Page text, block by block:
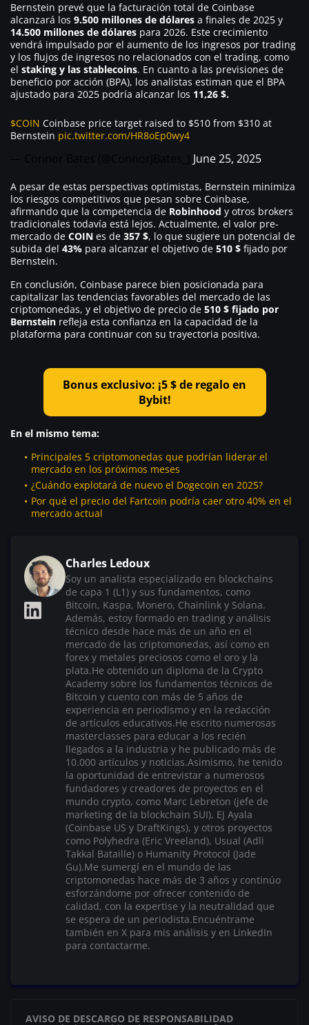
Bernstein prevé que la facturación total de Coinbase
alcanzará los 9.500 millones de dólares a finales de 2025 y
14.500 millones de dólares para 2026. Este crecimiento
vendrá impulsado por el aumento de los ingresos por trading
y los flujos de ingresos no relacionados con el trading, como
el staking y las stablecoins. En cuanto a las previsiones de
beneficio por acción (BPA), los analistas estiman que el BPA
ajustado para 2025 podría alcanzar los 11,26 $.
$COIN Coinbase price target raised to $510 from $310 at
Bernstein pic.twitter.com/HR8oEp0wy4
June 25, 2025
A pesar de estas perspectivas optimistas, Bernstein minimiza
los riesgos competitivos que pesan sobre Coinbase,
afirmando que la competencia de Robinhood y otros brokers
tradicionales todavía está lejos. Actualmente, el valor pre-
mercado de COIN es de 357 $, lo que sugiere un potencial de
subida del 43% para alcanzar el objetivo de 510 $ fijado por
Bernstein.
En conclusión, Coinbase parece bien posicionada para
capitalizar las tendencias favorables del mercado de las
criptomonedas, y el objetivo de precio de 510 $ fijado por
Bernstein refleja esta confianza en la capacidad de la
plataforma para continuar con su trayectoria positiva.
Bonus exclusivo: ¡5 $ de regalo en
Bybit!
En el mismo tema:
Principales 5 criptomonedas que podrían liderar el
mercado en los próximos meses
¿Cuándo explotará de nuevo el Dogecoin en 2025?
Por qué el precio del Fartcoin podría caer otro 40% en el
mercado actual
Charles Ledoux
Soy un analista especializado en blockchains
de capa 1 (L1) y sus fundamentos, como
Bitcoin, Kaspa, Monero, Chainlink y Solana.
Además, estoy formado en trading y análisis
técnico desde hace más de un año en el
mercado de las criptomonedas, así como en
forex y metales preciosos como el oro y la
plata.He obtenido un diploma de la Crypto
Academy sobre los fundamentos técnicos de
Bitcoin y cuento con más de 5 años de
experiencia en periodismo y en la redacción
de artículos educativos.He escrito numerosas
masterclasses para educar a los recién
llegados a la industria y he publicado más de
10.000 artículos y noticias.Asimismo, he tenido
la oportunidad de entrevistar a numerosos
fundadores y creadores de proyectos en el
mundo crypto, como Marc Lebreton (jefe de
marketing de la blockchain SUI), EJ Ayala
(Coinbase US y DraftKings), y otros proyectos
como Polyhedra (Eric Vreeland), Usual (Adli
Takkal Bataille) o Humanity Protocol (Jade
Gu).Me sumergí en el mundo de las
criptomonedas hace más de 3 años y continúo
esforzándome por ofrecer contenido de
calidad, con la expertise y la neutralidad que
se espera de un periodista.Encuéntrame
también en X para mis análisis y en LinkedIn
para contactarme.
AVISO DE DESCARGO DE RESPONSABILIDAD